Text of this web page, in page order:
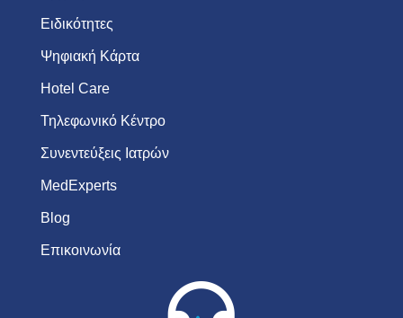
Ειδικότητες
Ψηφιακή Κάρτα
Hotel Care
Τηλεφωνικό Κέντρο
Συνεντεύξεις Ιατρών
MedExperts
Blog
Επικοινωνία